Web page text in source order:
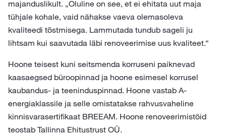
majanduslikult. „Oluline on see, et ei ehitata uut maja
tühjale kohale, vaid nähakse vaeva olemasoleva
kvaliteedi tõstmisega. Lammutada tundub sageli ju
lihtsam kui saavutada läbi renoveerimise uus kvaliteet.“
Hoone teisest kuni seitsmenda korruseni paiknevad
kaasaegsed büroopinnad ja hoone esimesel korrusel
kaubandus- ja teeninduspinnad. Hoone vastab A-
energiaklassile ja selle omistatakse rahvusvaheline
kinnisvarasertifikaat BREEAM. Hoone renoveerimistöid
teostab Tallinna Ehitustrust OÜ.